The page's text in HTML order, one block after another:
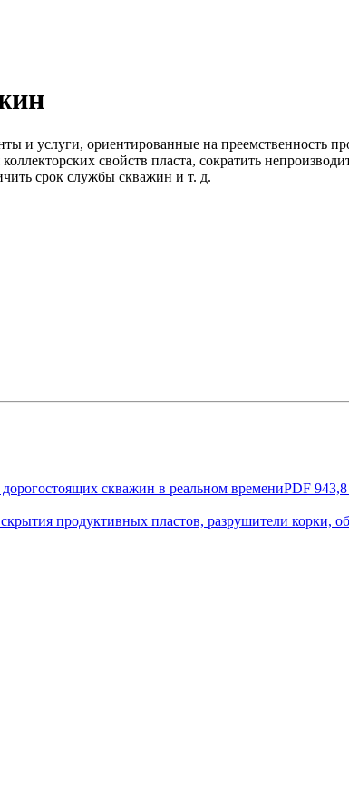
и услуги, ориентированные на преемственность
свойств пласта, сократить
срок службы скважин и т. д.
скважин в реальном времениPDF
продуктивных пластов, разрушители корки,